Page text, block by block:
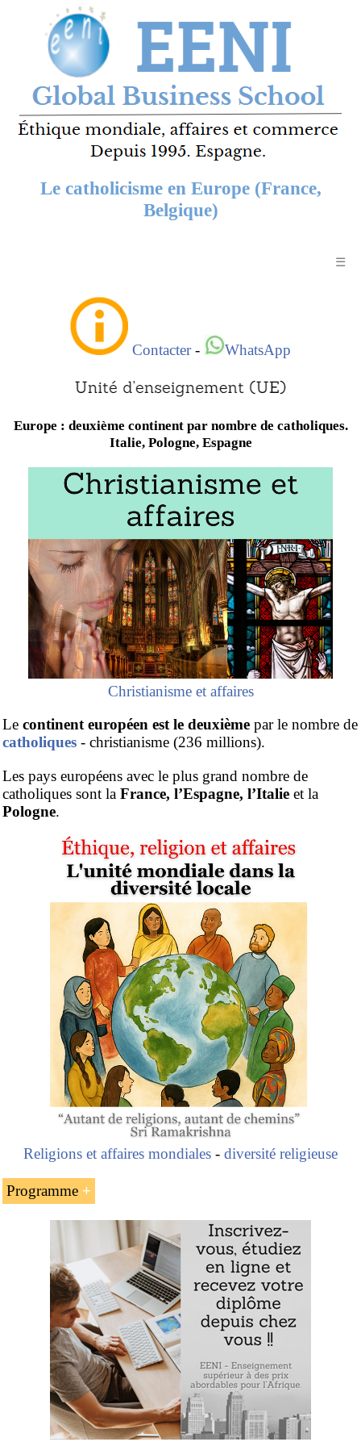
Le catholicisme en Europe (France,
Belgique)
☰
Contacter- WhatsApp
Europe : deuxième continent par nombre de catholiques.
Italie, Pologne, Espagne
Christianisme et affaires
Le continent européen est le deuxième par le nombre de
catholiques - christianisme (236 millions).
Les pays européens avec le plus grand nombre de
catholiques sont la France, l’Espagne, l’Italie et la
Pologne.
Religions et affaires mondiales - diversité religieuse
Programme
Le catholicisme en Europe : 236 millions de
catholiques
Les pays avec des majorités catholiques de
l’Europe
Amancio Ortega, le troisième homme le plus riche
du monde
Victor Schoelcher (Abolitionniste français)